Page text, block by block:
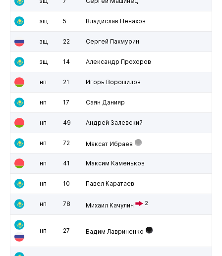
зщ 5 Владислав Ненахов
зщ 22 Сергей Пахмурин
зщ 14 Александр Прохоров
нп 21 Игорь Ворошилов
нп 17 Саян Данияр
нп 49 Андрей Залевский
нп 72 Максат Ибраев
нп 41 Максим Каменьков
нп 10 Павел Каратаев
нп 78 Михаил Качулин 2
нп 27 Вадим Лавриненко